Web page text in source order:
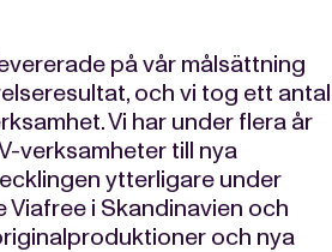
på vår målsättning
och vi tog ett antal
Vi har under flera år
verksamheter till nya
ytterligare under
Viafree i Skandinavien och
och nya